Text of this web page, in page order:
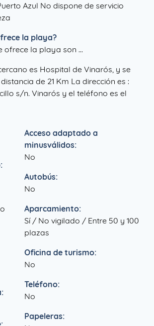
Azul No dispone de servicio
la playa?
ofrece la playa son ...
es Hospital de Vinarós, y se
de 21 Km La dirección es :
s/n. Vinarós y el teléfono es el
Acceso adaptado a
minusválidos:
No
Autobús:
No
Aparcamiento:
Sí / No vigilado / Entre 50 y 100
plazas
Oficina de turismo:
No
Teléfono:
No
Papeleras: